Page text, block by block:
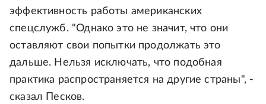
эффективность работы американских
спецслужб. "Однако это не значит, что они
оставляют свои попытки продолжать это
дальше. Нельзя исключать, что подобная
практика распространяется на другие страны", -
сказал Песков.